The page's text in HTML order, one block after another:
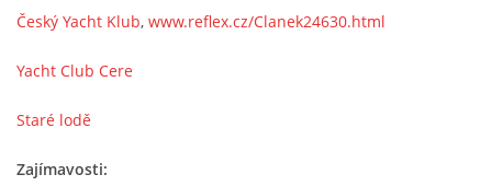
Český Yacht Klub, www.reflex.cz/Clanek24630.html
Yacht Club Cere
Staré lodě
Zajímavosti: